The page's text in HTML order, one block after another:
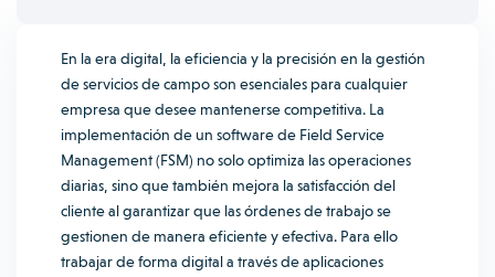
En la era digital, la eficiencia y la precisión en la gestión
de servicios de campo son esenciales para cualquier
empresa que desee mantenerse competitiva. La
implementación de un software de Field Service
Management (FSM) no solo optimiza las operaciones
diarias, sino que también mejora la satisfacción del
cliente al garantizar que las órdenes de trabajo se
gestionen de manera eficiente y efectiva. Para ello
trabajar de forma digital a través de aplicaciones